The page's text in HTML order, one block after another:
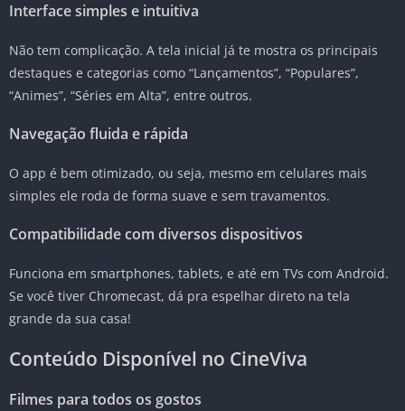
Interface simples e intuitiva
Não tem complicação. A tela inicial já te mostra os principais
destaques e categorias como “Lançamentos”, “Populares”,
“Animes”, “Séries em Alta”, entre outros.
Navegação fluida e rápida
O app é bem otimizado, ou seja, mesmo em celulares mais
simples ele roda de forma suave e sem travamentos.
Compatibilidade com diversos dispositivos
Funciona em smartphones, tablets, e até em TVs com Android.
Se você tiver Chromecast, dá pra espelhar direto na tela
grande da sua casa!
Conteúdo Disponível no CineViva
Filmes para todos os gostos